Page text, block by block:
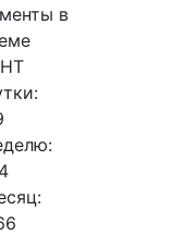
в